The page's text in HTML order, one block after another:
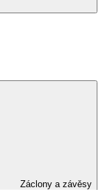
Záclony a závěsy